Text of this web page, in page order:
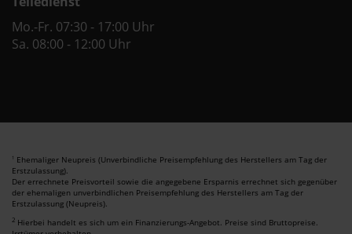
Mo.-Fr. 07:30 - 17:00 Uhr
Sa. 08:00 - 12:00 Uhr
1 Ehemaliger Neupreis (Unverbindliche Preisempfehlung des Herstellers am Tag der
Erstzulassung).
Der errechnete Preisvorteil sowie die angegebene Ersparnis errechnet sich gegenüber
der ehemaligen unverbindlichen Preisempfehlung des Herstellers am Tag der
Erstzulassung (Neupreis).
2 Hierbei handelt es sich um ein Finanzierungs-Angebot. Preise sind Bruttopreise.